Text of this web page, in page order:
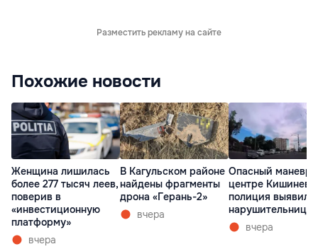
Разместить рекламу на сайте
Похожие новости
Женщина лишилась
более 277 тысяч леев,
поверив в
«инвестиционную
платформу»
вчера
В Кагульском районе
найдены фрагменты
дрона «Герань-2»
вчера
Опасный маневр
центре Кишинева:
полиция выявила
нарушительницу
вчера